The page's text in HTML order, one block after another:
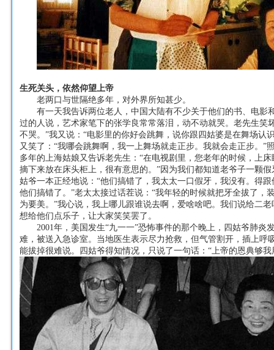
生死关头，依然仰望上帝
老两口与世隔绝多年，对外界所知甚少。
有一天我告诉两位老人，中国大陆有不少关于他们的书、电影
过的人说，艺术家笔下的张学良常常落泪，动不动就哭。老先生笑
不哭。”我又说：“电影里的你好会跳舞，说你跟四姑婆是在舞场认
又笑了：“我哪会跳舞啊，我一上舞场就走正步。我就会走正步。”
多年的上海姑娘又告诉老先生：“在电视剧里，您老年的时候，上
摘下来放在床头柜上，很有意思的。”因为我们都知道老爷子一颗
姑爷一本正经地说：“他们搞错了，我太太一口假牙，我没有。得
他们搞错了。”老太太接过话茬说：“我年轻的时候就把牙全拔了，
为要美。”我心说，我上哪儿跟谁说去啊，爱啥啥吧。我们说给二
想给他们点乐子，让大家笑笑罢了。
2001年，美国发生“九一一”恐怖事件的那个晚上，四姑爷肺炎
难，被送入急诊室。当地医生表示尽力抢救，但气管割开，插上呼
能拔掉很难说。四姑爷得知情况，只说了一句话：“上帝的恩典够我